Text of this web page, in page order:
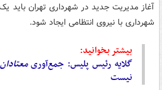
آغاز مدیریت جدید در شهرداری تهران باید
شهرداری با نیروی انتظامی ایجاد شود.
بیشتر بخوانید:
گلایه رئیس پلیس: جمع‌آوریمعتادان
نیست